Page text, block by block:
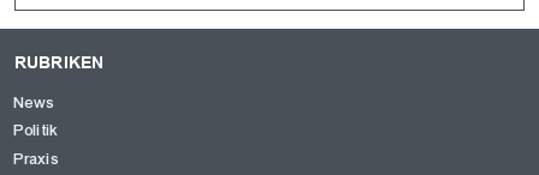
RUBRIKEN
News
Politik
Praxis